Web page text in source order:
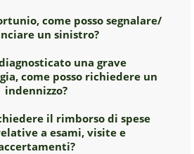
come posso segnalare/
un sinistro?
una grave
come posso richiedere un
indennizzo?
il rimborso di spese
a esami, visite e